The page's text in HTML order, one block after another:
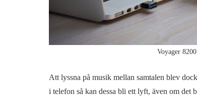
Voyager
Att lyssna på musik mellan samtalen blev
i telefon så kan dessa bli ett lyft, även om det